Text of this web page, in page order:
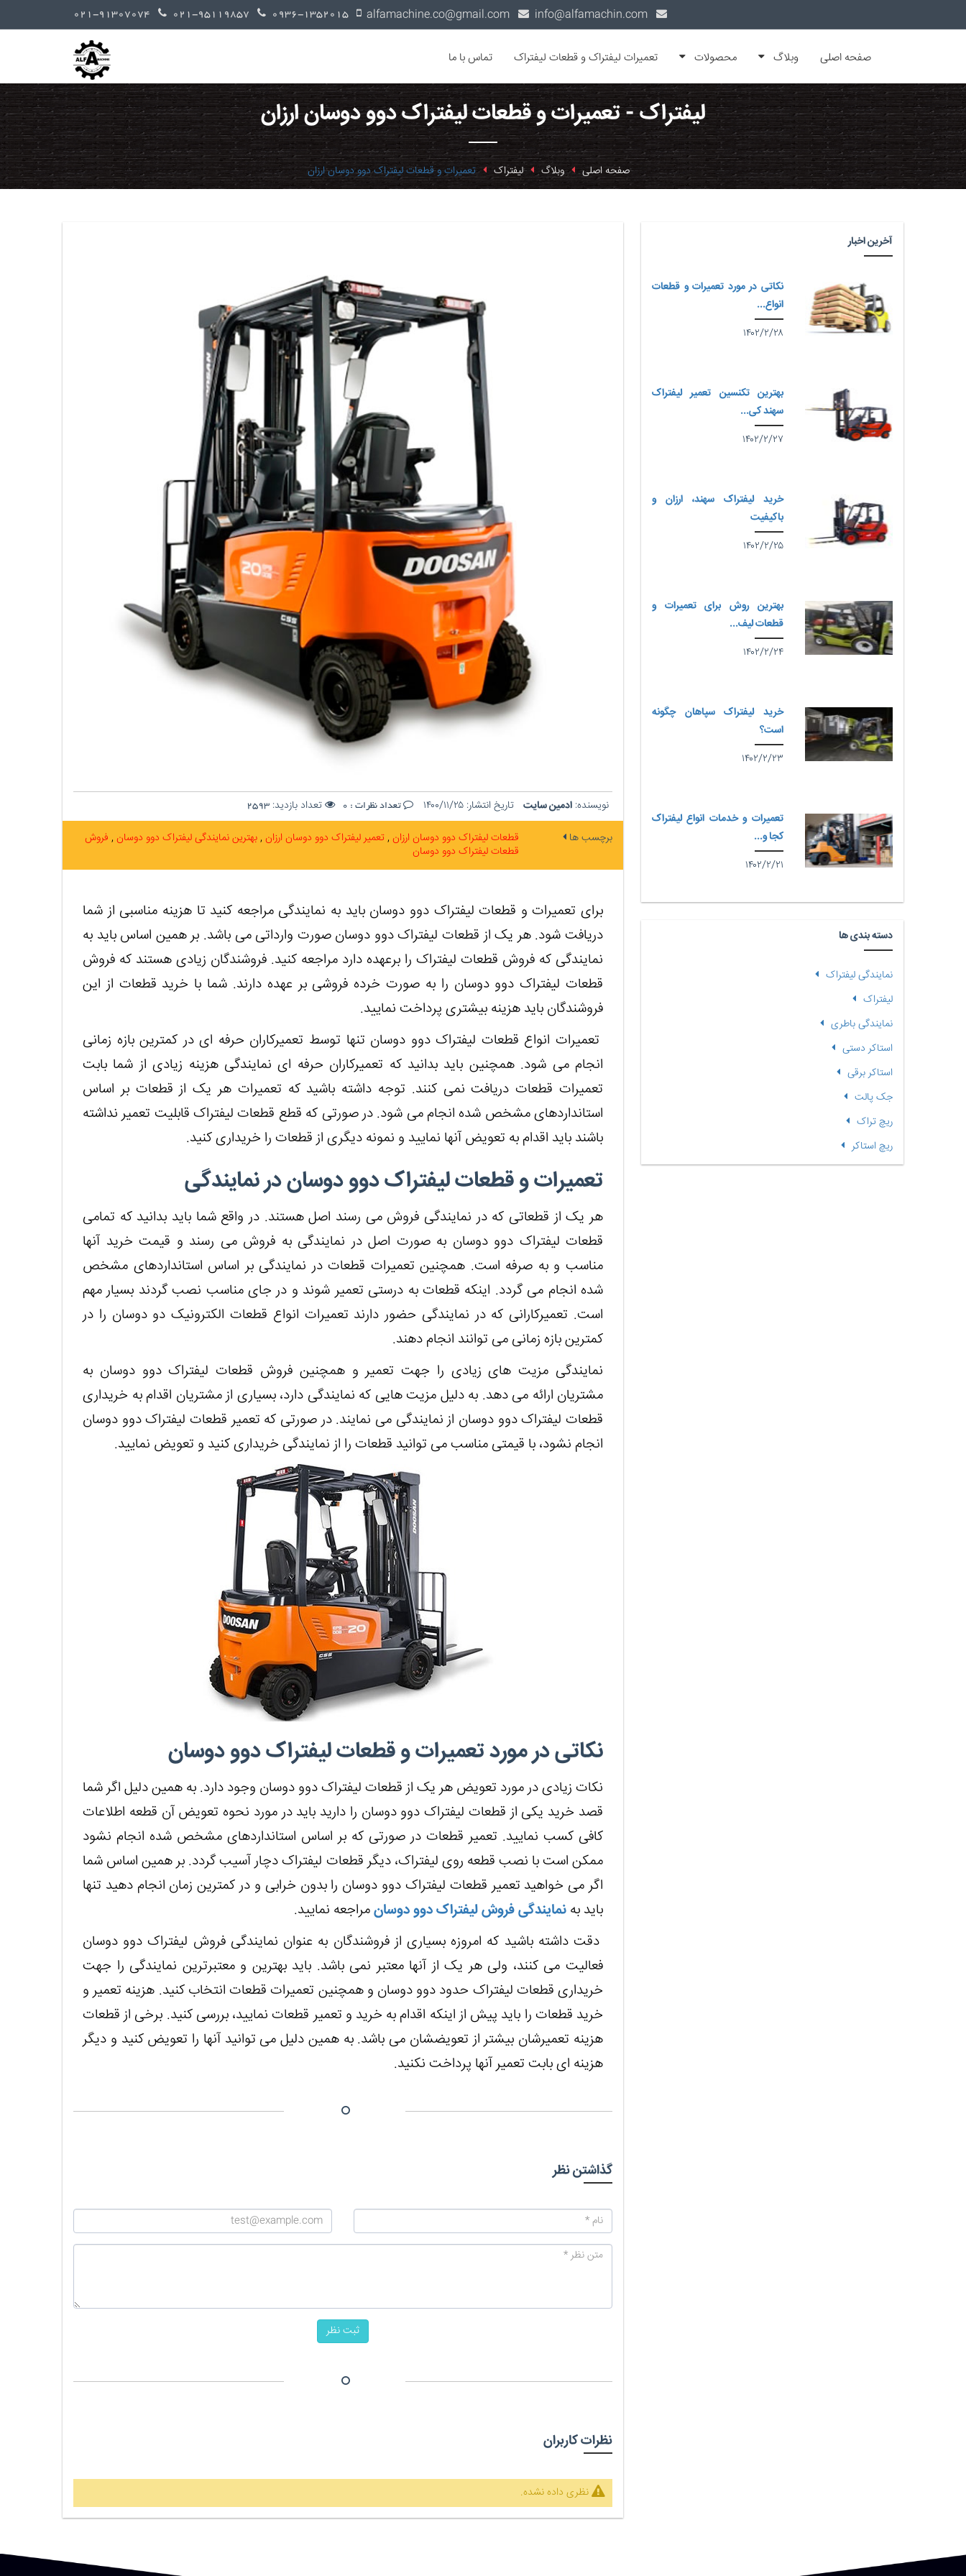
صفحه اصلی وبلاگ محصولات تعمیرات لیفتراک و قطعات لیفتراک تماس با ما
لیفتراک - تعمیرات و قطعات لیفتراک دوو دوسان ارزان
صفحه اصلی وبلاگ لیفتراک تعمیرات و قطعات لیفتراک دوو دوسان ارزان
نویسنده: ادمین سایت تاریخ انتشار: ۱۴۰۰/۱۱/۲۵ تعداد نظرات : 0 تعداد بازدید: 2593
برچسب ها قطعات لیفتراک دوو دوسان ارزان تعمیر لیفتراک دوو دوسان ارزان بهترین نمایندگی لیفتراک دوو دوسان فروش
قطعات لیفتراک دوو دوسان
برای تعمیرات و قطعات لیفتراک دوو دوسان باید به نمایندگی مراجعه کنید تا هزینه مناسبی از شما
دریافت شود. هر یک از قطعات لیفتراک دوو دوسان صورت وارداتی می باشد. بر همین اساس باید به
نمایندگی که فروش قطعات لیفتراک را برعهده دارد مراجعه کنید. فروشندگان زیادی هستند که فروش
قطعات لیفتراک دوو دوسان را به صورت خرده فروشی بر عهده دارند. شما با خرید قطعات از این
فروشندگان باید هزینه بیشتری پرداخت نمایید.
تعمیرات انواع قطعات لیفتراک دوو دوسان تنها توسط تعمیرکاران حرفه ای در کمترین بازه زمانی
انجام می شود. همچنین باید بدانید که تعمیرکاران حرفه ای نمایندگی هزینه زیادی از شما بابت
تعمیرات قطعات دریافت نمی ‌کنند. توجه داشته باشید که تعمیرات هر یک از قطعات بر اساس
استانداردهای مشخص شده انجام می ‌شود. در صورتی که قطع قطعات لیفتراک قابلیت تعمیر نداشته
باشند باید اقدام به تعویض آنها نمایید و نمونه دیگری از قطعات را خریداری کنید.
تعمیرات و قطعات لیفتراک دوو دوسان در نمایندگی
هر یک از قطعاتی که در نمایندگی فروش می ‌رسند اصل هستند. در واقع شما باید بدانید که تمامی
قطعات لیفتراک دوو دوسان به صورت اصل در نمایندگی به فروش می رسند و قیمت خرید آنها
مناسب و به صرفه است. همچنین تعمیرات قطعات در نمایندگی بر اساس استانداردهای مشخص
شده انجام می گردد. اینکه قطعات به درستی تعمیر شوند و در جای مناسب نصب گردند بسیار مهم
است. تعمیرکارانی که در نمایندگی حضور دارند تعمیرات انواع قطعات الکترونیک دو دوسان را در
کمترین بازه زمانی می ‌توانند انجام دهند.
نمایندگی مزیت‌ های زیادی را جهت تعمیر و همچنین فروش قطعات لیفتراک دوو دوسان به
مشتریان ارائه می دهد. به دلیل مزیت هایی که نمایندگی دارد، بسیاری از مشتریان اقدام به خریداری
قطعات لیفتراک دوو دوسان از نمایندگی می نمایند. در صورتی که تعمیر قطعات لیفتراک دوو دوسان
انجام نشود، با قیمتی مناسب می توانید قطعات را از نمایندگی خریداری کنید و تعویض نمایید.
نکاتی در مورد تعمیرات و قطعات لیفتراک دوو دوسان
نکات زیادی در مورد تعویض هر یک از قطعات لیفتراک دوو دوسان وجود دارد. به همین دلیل اگر شما
قصد خرید یکی از قطعات لیفتراک دوو دوسان را دارید باید در مورد نحوه تعویض آن قطعه اطلاعات
کافی کسب نمایید. تعمیر قطعات در صورتی که بر اساس استانداردهای مشخص شده انجام نشود
ممکن است با نصب قطعه روی لیفتراک، دیگر قطعات لیفتراک دچار آسیب گردد. بر همین اساس شما
اگر می خواهید تعمیر قطعات لیفتراک دوو دوسان را بدون خرابی و در کمترین زمان انجام دهید تنها
باید بهنمایندگی فروش لیفتراک دوو دوسانمراجعه نمایید.
دقت داشته باشید که امروزه بسیاری از فروشندگان به عنوان نمایندگی فروش لیفتراک دوو دوسان
فعالیت می‌ کنند، ولی هر یک از آنها معتبر نمی باشد. باید بهترین و معتبرترین نمایندگی را جهت
خریداری قطعات لیفتراک حدود دوو دوسان و همچنین تعمیرات قطعات انتخاب کنید. هزینه تعمیر و
خرید قطعات را باید پیش از اینکه اقدام به خرید و تعمیر قطعات نمایید، بررسی کنید. برخی از قطعات
هزینه تعمیرشان بیشتر از تعویضشان می باشد. به همین دلیل می توانید آنها را تعویض کنید و دیگر
هزینه ای بابت تعمیر آنها پرداخت نکنید.
گذاشتن نظر
ثبت نظر
نظرات کاربران
نظری داده نشده.
آخرین اخبار
نکاتی در مورد تعمیرات و قطعات
انواع...
۱۴۰۲/۲/۲۸
بهترین تکنسین تعمیر لیفتراک
سهند کی...
۱۴۰۲/۲/۲۷
خرید لیفتراک سهند، ارزان و
باکیفیت
۱۴۰۲/۲/۲۵
بهترین روش برای تعمیرات و
قطعات لیف...
۱۴۰۲/۲/۲۴
خرید لیفتراک سپاهان چگونه
است؟
۱۴۰۲/۲/۲۳
تعمیرات و خدمات انواع لیفتراک
کجا و...
۱۴۰۲/۲/۲۱
دسته بندی ها
نمایندگی لیفتراک
لیفتراک
نمایندگی باطری
استاکر دستی
استاکر برقی
جک پالت
ریچ تراک
ریچ استاکر